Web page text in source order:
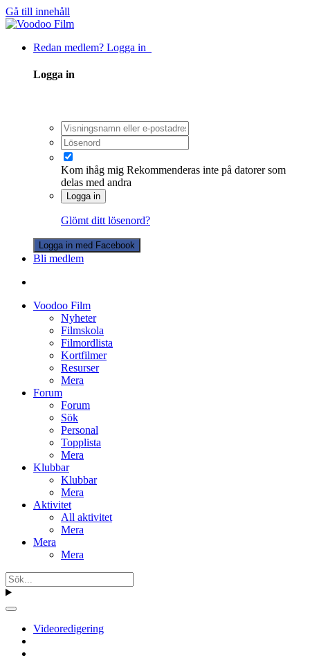
Gå till innehåll
Redan medlem? Logga in
Logga in
Kom ihåg mig Rekommenderas inte på datorer som
delas med andra
Logga in
Glömt ditt lösenord?
Logga in med Facebook
Bli medlem
Voodoo Film
Nyheter
Filmskola
Filmordlista
Kortfilmer
Resurser
Mera
Forum
Forum
Sök
Personal
Topplista
Mera
Klubbar
Klubbar
Mera
Aktivitet
All aktivitet
Mera
Mera
Mera
Videoredigering